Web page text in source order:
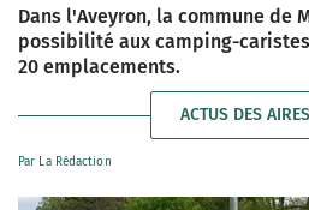
Dans l'Aveyron, la commune de
possibilité aux camping-
20 emplacements.
ACTUS DES AIRES
Par La Rédaction